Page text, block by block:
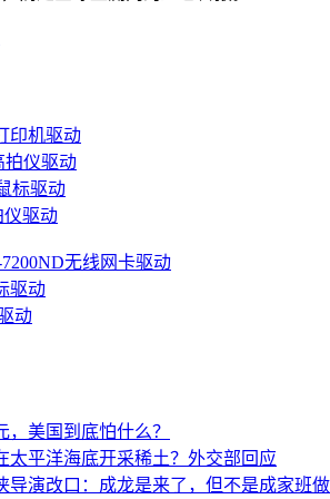
印机驱动
拍仪驱动
标驱动
仪驱动
无线网卡驱动
驱动
动
，美国到底怕什么？
太平洋海底开采稀土？外交部回应
导演改口：成龙是来了，但不是成家班